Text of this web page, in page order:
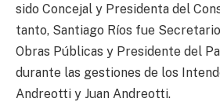
sido Concejal y Presidenta del
tanto, Santiago Ríos fue
Obras Públicas y Presidente del
durante las gestiones de los
Andreotti y Juan Andreotti.